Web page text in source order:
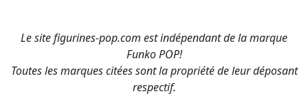
Le site figurines-pop.com est indépendant de la marque
Funko POP!
Toutes les marques citées sont la propriété de leur déposant
respectif.